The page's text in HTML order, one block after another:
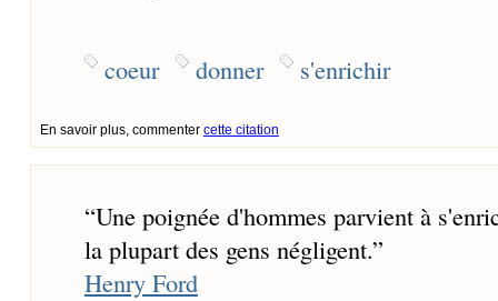
coeur donner s'enrichir
En savoir plus, commenter cette citation
“Une poignée d'hommes parvient à
la plupart des gens négligent.”
Henry Ford